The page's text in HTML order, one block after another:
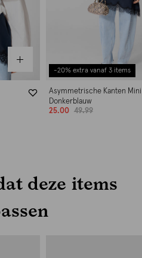
-20% extra vanaf 3 items
Asymmetrische Kanten
Donkerblauw
25.00
49.99
deze items